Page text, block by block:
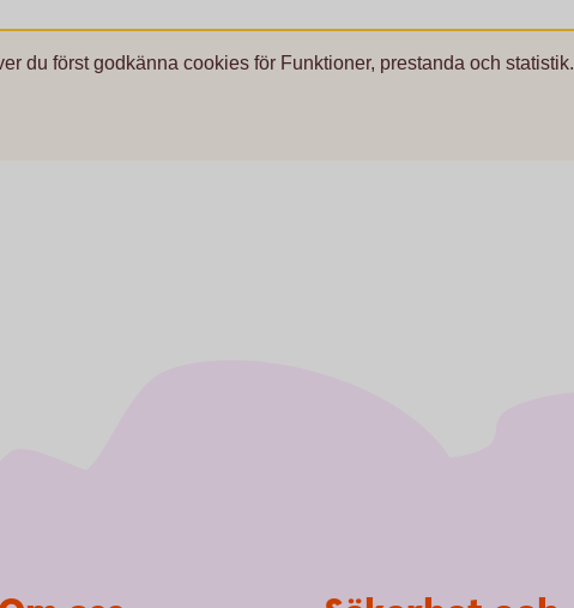
du först godkänna cookies för Funktioner, prestanda och statistik.